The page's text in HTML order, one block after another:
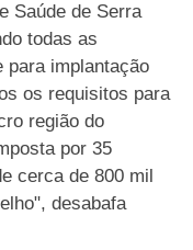
Saúde de Serra
todas as
para implantação
os requisitos para
região do
por 35
cerca de 800 mil
desabafa